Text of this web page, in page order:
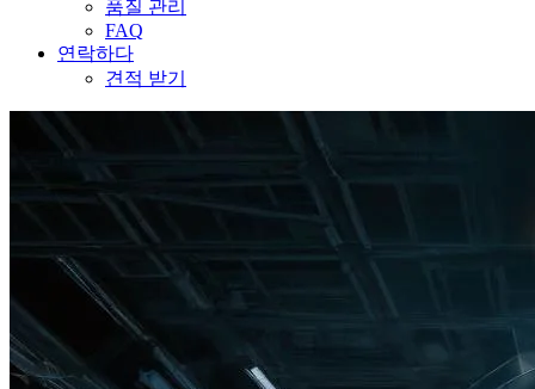
품질 관리
FAQ
연락하다
견적 받기